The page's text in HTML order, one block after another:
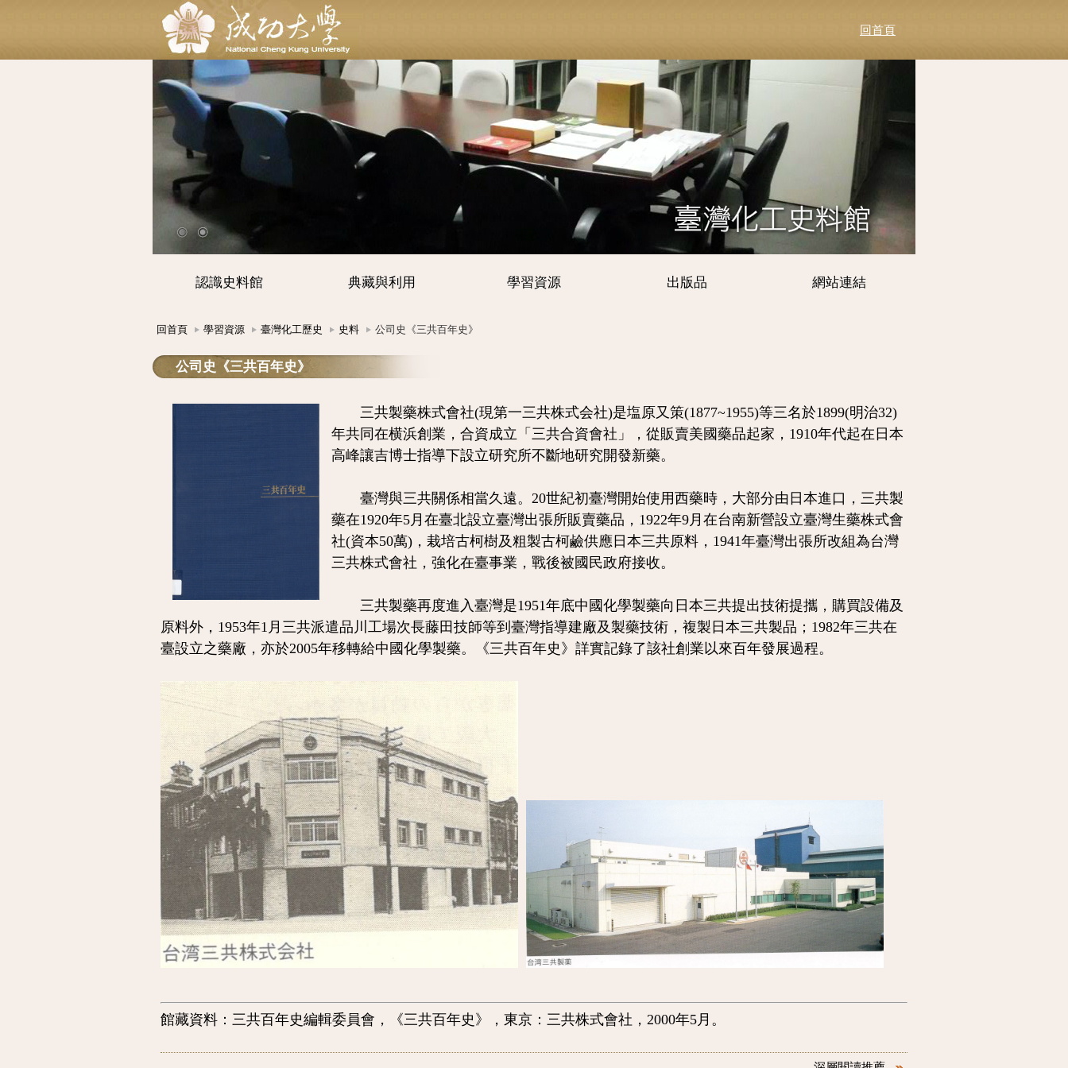
回首頁
認識史料館 典藏與利用 學習資源 出版品 網站連結
回首頁 學習資源 臺灣化工歷史 史料 公司史《三共百年史》
公司史《三共百年史》
三共製藥株式會社(現第一三共株式会社)是塩原又策(1877~1955)等三名於1899(明治32)
年共同在横浜創業， 合資成立「三共合資會社」，從販賣美國藥品起家，1910年代起在日本
高峰讓吉博士指導下設立研究所不斷地研究開發新藥。
臺灣與三共關係相當久遠。20世紀初臺灣開始使用西藥時，大部分由日本進口，三共製
藥在1920年5月在臺北設立臺灣出張所販賣藥品，1922年9月在台南新營設立臺灣生藥株式會
社(資本50萬)，栽培古柯樹及粗製古柯鹼供應 日本三共原料，1941年臺灣出張所改組為台灣
三共株式會社，強化在臺事業，戰後被國民政府接收。
三共製藥再度進入臺灣是1951年底中國化學製藥向日本三共提出技術提攜，購買設備及
原料外，1953年1月三共派遣品川工場次長藤田技師等到臺灣指導建廠及製藥技術，複製日本三共製品；1982年三共在
臺設立之藥廠，亦於2005年移轉給中國化學製藥。《三共百年史》詳實記錄了該社創業以來百年發展過程。
館藏資料： 三共百年史編輯委員會，《三共百年史》，東京：三共株式會社，2000年5月。